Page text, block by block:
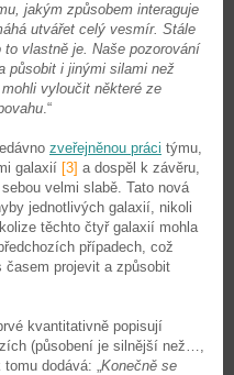
jakým způsobem interaguje
utvářet celý vesmír. Stále
vlastně je. Naše pozorování
působit i jinými silami než
vyloučit některé ze
.“
zveřejněnou práci týmu,
galaxií [3] a dospěl k závěru,
velmi slabě. Tato nová
jednotlivých galaxií, nikoli
těchto čtyř galaxií mohla
případech, což
projevit a způsobit
kvantitativně popisují
(působení je silnější než…,
dodává: „Konečně se